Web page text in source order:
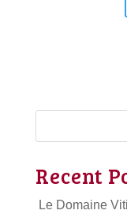
Recent
Le Domaine